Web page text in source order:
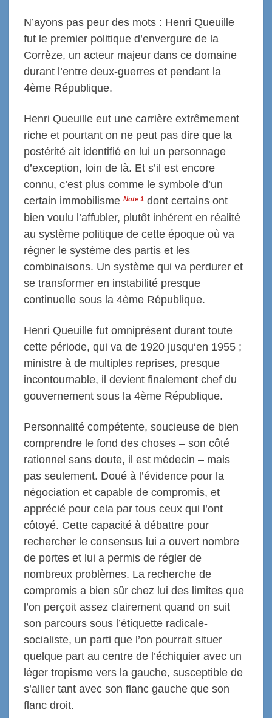
N’ayons pas peur des mots : Henri Queuille
fut le premier politique d’envergure de la
Corrèze, un acteur majeur dans ce domaine
durant l’entre deux-guerres et pendant la
4ème République.
Henri Queuille eut une carrière extrêmement
riche et pourtant on ne peut pas dire que la
postérité ait identifié en lui un personnage
d’exception, loin de là. Et s’il est encore
connu, c’est plus comme le symbole d’un
certain immobilisme Note 1 dont certains ont
bien voulu l’affubler, plutôt inhérent en réalité
au système politique de cette époque où va
régner le système des partis et les
combinaisons. Un système qui va perdurer et
se transformer en instabilité presque
continuelle sous la 4ème République.
Henri Queuille fut omniprésent durant toute
cette période, qui va de 1920 jusqu‘en 1955 ;
ministre à de multiples reprises, presque
incontournable, il devient finalement chef du
gouvernement sous la 4ème République.
Personnalité compétente, soucieuse de bien
comprendre le fond des choses – son côté
rationnel sans doute, il est médecin – mais
pas seulement. Doué à l’évidence pour la
négociation et capable de compromis, et
apprécié pour cela par tous ceux qui l’ont
côtoyé. Cette capacité à débattre pour
rechercher le consensus lui a ouvert nombre
de portes et lui a permis de régler de
nombreux problèmes. La recherche de
compromis a bien sûr chez lui des limites que
l’on perçoit assez clairement quand on suit
son parcours sous l’étiquette radicale-
socialiste, un parti que l’on pourrait situer
quelque part au centre de l’échiquier avec un
léger tropisme vers la gauche, susceptible de
s’allier tant avec son flanc gauche que son
flanc droit.